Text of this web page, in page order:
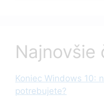
Najnovšie
Koniec Windows 10:
potrebujete?